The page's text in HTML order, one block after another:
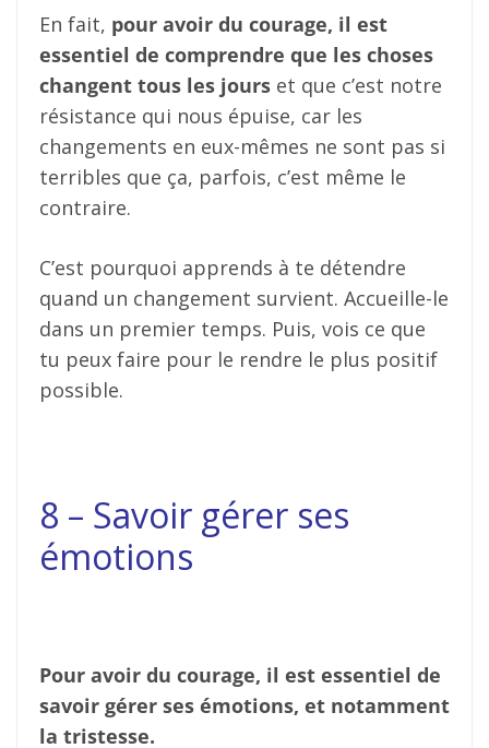
En fait, pour avoir du courage, il est
essentiel de comprendre que les choses
changent tous les jours et que c’est notre
résistance qui nous épuise, car les
changements en eux-mêmes ne sont pas si
terribles que ça, parfois, c’est même le
contraire.
C’est pourquoi apprends à te détendre
quand un changement survient. Accueille-le
dans un premier temps. Puis, vois ce que
tu peux faire pour le rendre le plus positif
possible.
8 – Savoir gérer ses
émotions
Pour avoir du courage, il est essentiel de
savoir gérer ses émotions, et notamment
la tristesse.